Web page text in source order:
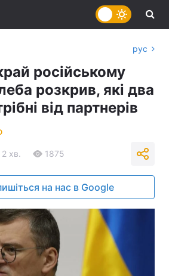
рус
російському
розкрив, які два
від партнерів
2 хв. 1875
на нас в Google